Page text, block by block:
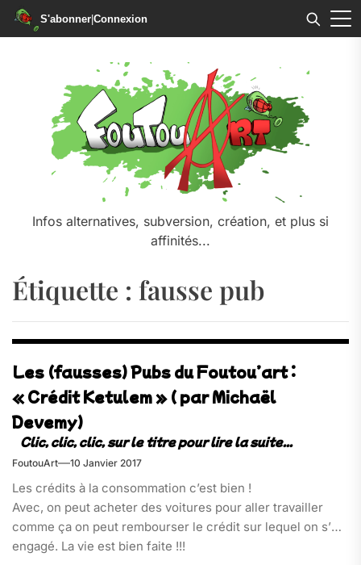
S'abonner|Connexion
Infos alternatives, subversion, création, et plus si
affinités...
Étiquette : fausse pub
Les (fausses) Pubs du Foutou’art :
« Crédit Ketulem » ( par Michaël
Devemy)
FoutouArt 10 Janvier 2017
Les crédits à la consommation c’est bien !
Avec, on peut acheter des voitures pour aller travailler
comme ça on peut rembourser le crédit sur lequel on s’est
engagé. La vie est bien faite !!!